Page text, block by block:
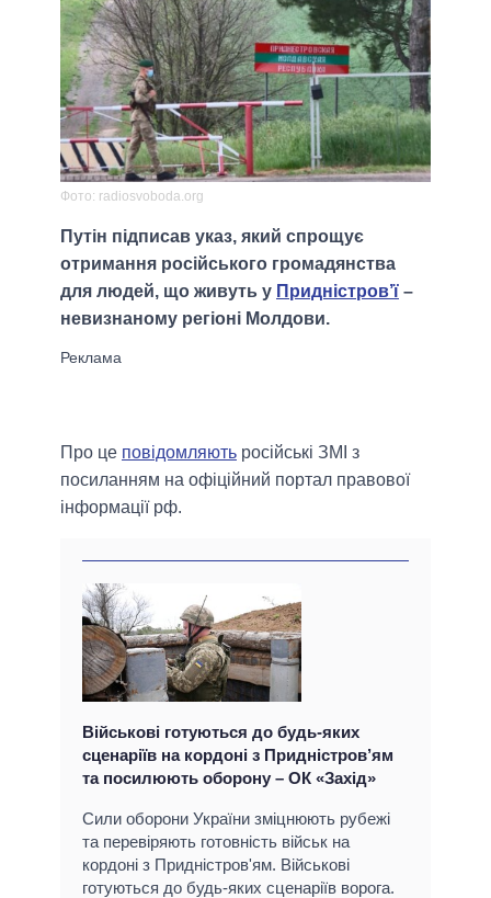
Фото: radiosvoboda.org
Путін підписав указ, який спрощує
отримання російського громадянства
для людей, що живуть у Придністров’ї –
невизнаному регіоні Молдови.
Про це повідомляють російські ЗМІ з
посиланням на офіційний портал правової
інформації рф.
Військові готуються до будь-яких
сценаріїв на кордоні з Придністров’ям
та посилюють оборону – ОК «Захід»
Сили оборони України зміцнюють рубежі
та перевіряють готовність військ на
кордоні з Придністров'ям. Військові
готуються до будь-яких сценаріїв ворога.